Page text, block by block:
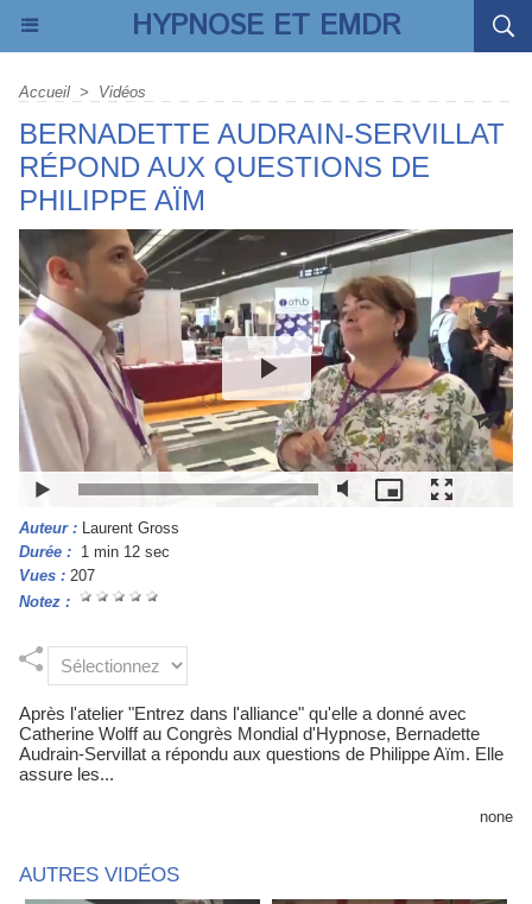
HYPNOSE ET EMDR
Accueil > Vidéos
BERNADETTE AUDRAIN-SERVILLAT
RÉPOND AUX QUESTIONS DE
PHILIPPE AÏM
Auteur : Laurent Gross
Durée : 1 min 12 sec
Vues : 207
Notez :
Après l'atelier "Entrez dans l'alliance" qu'elle a donné avec
Catherine Wolff au Congrès Mondial d'Hypnose, Bernadette
Audrain-Servillat a répondu aux questions de Philippe Aïm. Elle
assure les...
none
AUTRES VIDÉOS